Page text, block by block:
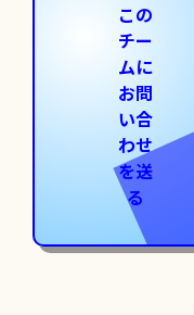
この
チー
ムに
お問
い合
わせ
を送
る